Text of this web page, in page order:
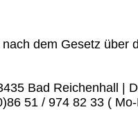
dem Gesetz über
Bad Reichenhall |
51 / 974 82 33 (